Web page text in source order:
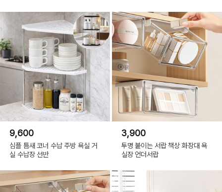
9,600
심플 틈새 코너 수납 주방 욕실 거
실 수납장 선반
3,900
투명 붙이는 서랍 책상 화장대 욕
실장 언더서랍